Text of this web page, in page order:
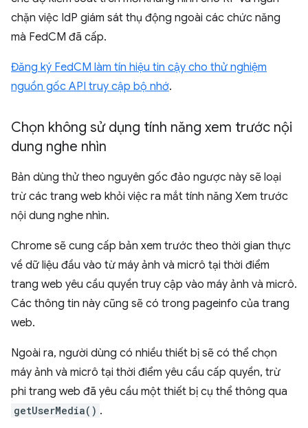
chặn việc IdP giám sát thụ động ngoài các chức năng
mà FedCM đã cấp.
Đăng ký FedCM làm tín hiệu tin cậy cho thử nghiệm
nguồn gốc API truy cập bộ nhớ.
Chọn không sử dụng tính năng xem trước nội
dung nghe nhìn
Bản dùng thử theo nguyên gốc đảo ngược này sẽ loại
trừ các trang web khỏi việc ra mắt tính năng Xem trước
nội dung nghe nhìn.
Chrome sẽ cung cấp bản xem trước theo thời gian thực
về dữ liệu đầu vào từ máy ảnh và micrô tại thời điểm
trang web yêu cầu quyền truy cập vào máy ảnh và micrô.
Các thông tin này cũng sẽ có trong pageinfo của trang
web.
Ngoài ra, người dùng có nhiều thiết bị sẽ có thể chọn
máy ảnh và micrô tại thời điểm yêu cầu cấp quyền, trừ
phi trang web đã yêu cầu một thiết bị cụ thể thông qua
getUserMedia() .